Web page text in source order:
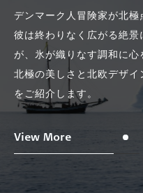
デンマーク人冒険家が北極
彼は終わりなく広がる絶景
が、氷が織りなす調和に心
北極の美しさと北欧デザ
をご紹介します。
View More